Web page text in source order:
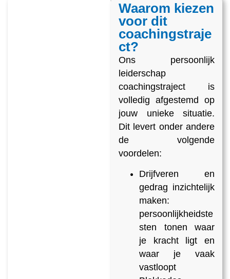
Waarom kiezen
voor dit
coachingstraje
ct?
Ons persoonlijk
leiderschap
coachingstraject is
volledig afgestemd op
jouw unieke situatie.
Dit levert onder andere
de volgende
voordelen:
Drijfveren en
gedrag inzichtelijk
maken:
persoonlijkheidste
sten tonen waar
je kracht ligt en
waar je vaak
vastloopt